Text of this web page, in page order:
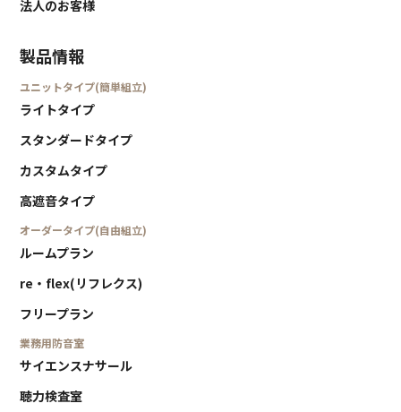
法人のお客様
製品情報
ユニットタイプ(簡単組立)
ライトタイプ
スタンダードタイプ
カスタムタイプ
高遮音タイプ
オーダータイプ(自由組立)
ルームプラン
re・flex(リフレクス)
フリープラン
業務用防音室
サイエンスナサール
聴力検査室